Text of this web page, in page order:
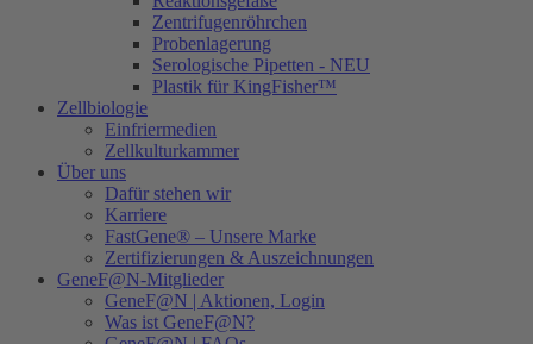
Zentrifugenröhrchen
Probenlagerung
Serologische Pipetten - NEU
Plastik für KingFisher™
Zellbiologie
Einfriermedien
Zellkulturkammer
Über uns
Dafür stehen wir
Karriere
FastGene® – Unsere Marke
Zertifizierungen & Auszeichnungen
GeneF@N-Mitglieder
GeneF@N | Aktionen, Login
Was ist GeneF@N?